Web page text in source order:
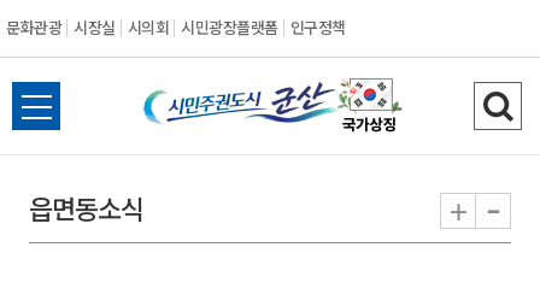
문화관광 시장실 시의회 시민광장플랫폼 인구정책
시
민
전
체
뉴
열
검
색
기
읍면동소식 + -